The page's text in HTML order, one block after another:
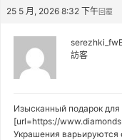
25 5 月, 2026 8:32 下午回覆
訪客
Изысканный подарок
[url=https://
Украшения варьируются